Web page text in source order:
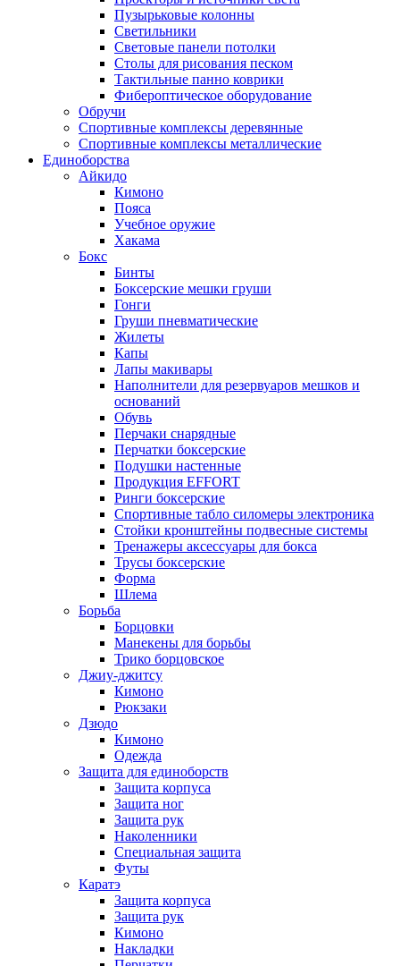
Пузырьковые колонны
Светильники
Световые панели потолки
Столы для рисования песком
Тактильные панно коврики
Фибероптическое оборудование
Обручи
Спортивные комплексы деревянные
Спортивные комплексы металлические
Единоборства
Айкидо
Кимоно
Пояса
Учебное оружие
Хакама
Бокс
Бинты
Боксерские мешки груши
Гонги
Груши пневматические
Жилеты
Капы
Лапы макивары
Наполнители для резервуаров мешков и
оснований
Обувь
Перчаки снарядные
Перчатки боксерские
Подушки настенные
Продукция EFFORT
Ринги боксерские
Спортивные табло силомеры электроника
Стойки кронштейны подвесные системы
Тренажеры аксессуары для бокса
Трусы боксерские
Форма
Шлема
Борьба
Борцовки
Манекены для борьбы
Трико борцовское
Джиу-джитсу
Кимоно
Рюкзаки
Дзюдо
Кимоно
Одежда
Защита для единоборств
Защита корпуса
Защита ног
Защита рук
Наколенники
Специальная защита
Футы
Каратэ
Защита корпуса
Защита рук
Кимоно
Накладки